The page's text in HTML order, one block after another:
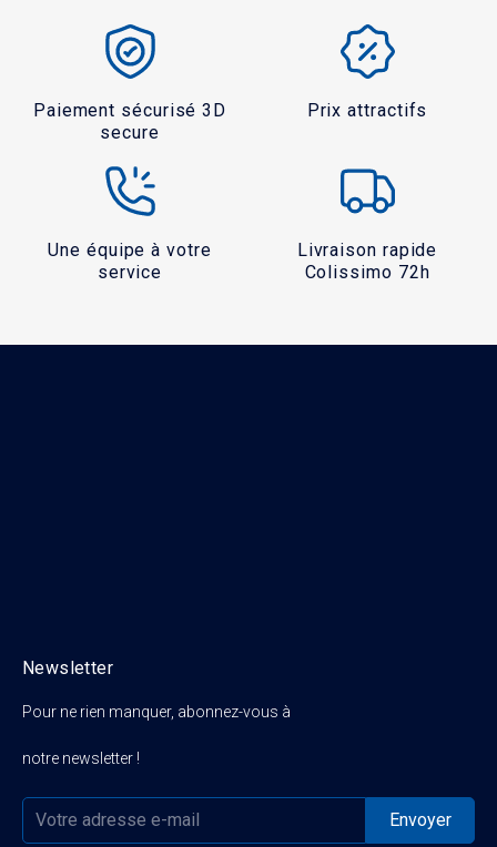
Paiement sécurisé 3D
secure
Prix attractifs
Une équipe à votre
service
Livraison rapide
Colissimo 72h
Pour ne rien manquer, abonnez-vous à
notre newsletter !
Newsletter